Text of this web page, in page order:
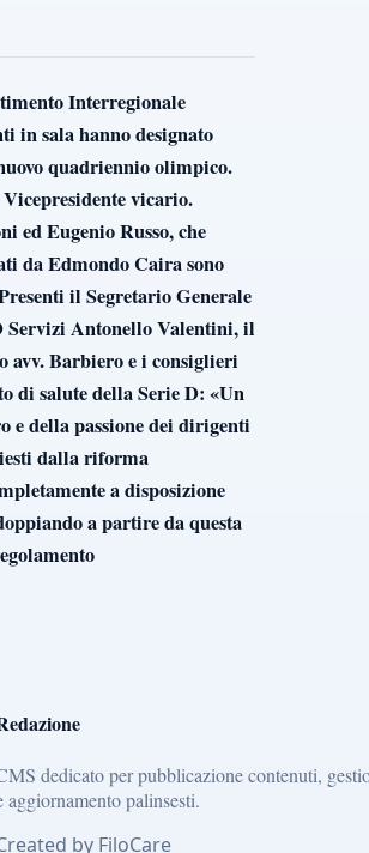
Interregionale
in sala hanno designato
quadriennio olimpico.
vicario.
ed Eugenio Russo, che
da Edmondo Caira sono
il Segretario Generale
Servizi Antonello Valentini, il
avv. Barbiero e i consiglieri
di salute della Serie D: «Un
e della passione dei dirigenti
dalla riforma
a disposizione
a partire da questa
dedicato per pubblicazione contenuti,
aggiornamento palinsesti.
by FiloCare